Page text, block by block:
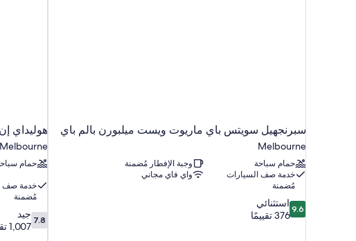
سبرنجهيل سويتس باي ماريوت ويست ميلبورن بالم باي
Melbourne
حمام سباحة
وجبة الإفطار مُضمنة
خدمة صف السيارات
مُضمنة
واي فاي مجاني
9.6
من
9.6 استثنائي
376 تقييمًا
هوليداي
Melbourne
حمام
خدمة صف
مُضمنة
7.8
من
7.8 جيد
1,007 تقييمات